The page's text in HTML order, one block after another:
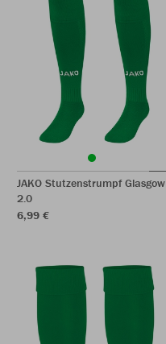
JAKO Stutzenstrumpf Glasgow
2.0
6,99 €